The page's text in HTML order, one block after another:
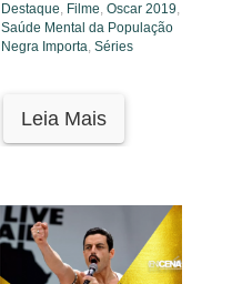
Destaque, Filme, Oscar 2019,
Saúde Mental da População
Negra Importa, Séries
Leia Mais